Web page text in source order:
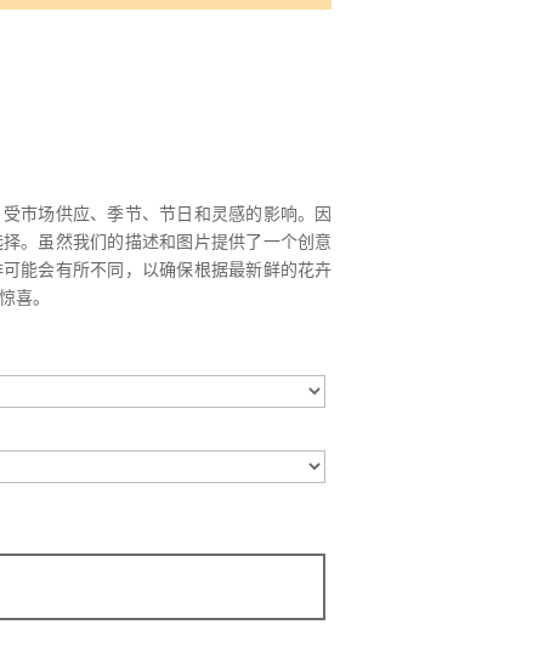
市场供应、季节、节日和灵感的影响。因
。虽然我们的描述和图片提供了一个创意
能会有所不同，以确保根据最新鲜的花卉
喜。